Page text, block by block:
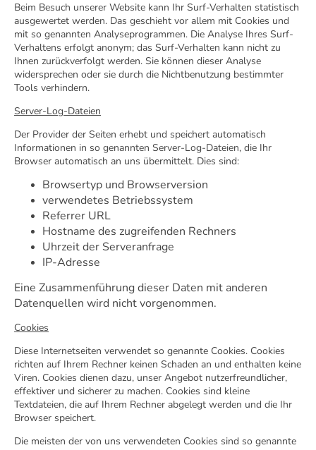
Beim Besuch unserer Website kann Ihr Surf-Verhalten statistisch
ausgewertet werden. Das geschieht vor allem mit Cookies und
mit so genannten Analyseprogrammen. Die Analyse Ihres Surf-
Verhaltens erfolgt anonym; das Surf-Verhalten kann nicht zu
Ihnen zurückverfolgt werden. Sie können dieser Analyse
widersprechen oder sie durch die Nichtbenutzung bestimmter
Tools verhindern.
Server-Log-Dateien
Der Provider der Seiten erhebt und speichert automatisch
Informationen in so genannten Server-Log-Dateien, die Ihr
Browser automatisch an uns übermittelt. Dies sind:
Browsertyp und Browserversion
verwendetes Betriebssystem
Referrer URL
Hostname des zugreifenden Rechners
Uhrzeit der Serveranfrage
IP-Adresse
Eine Zusammenführung dieser Daten mit anderen
Datenquellen wird nicht vorgenommen.
Cookies
Diese Internetseiten verwendet so genannte Cookies. Cookies
richten auf Ihrem Rechner keinen Schaden an und enthalten keine
Viren. Cookies dienen dazu, unser Angebot nutzerfreundlicher,
effektiver und sicherer zu machen. Cookies sind kleine
Textdateien, die auf Ihrem Rechner abgelegt werden und die Ihr
Browser speichert.
Die meisten der von uns verwendeten Cookies sind so genannte